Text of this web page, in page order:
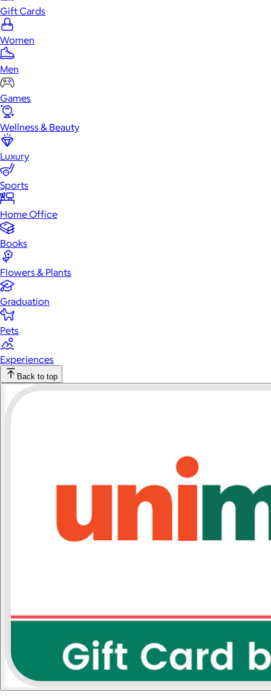
Gift Cards
Women
Men
Games
Wellness & Beauty
Luxury
Sports
Home Office
Books
Flowers & Plants
Graduation
Pets
Experiences
Back to top